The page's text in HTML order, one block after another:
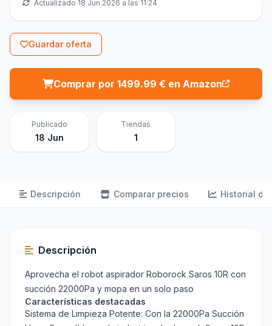
Actualizado 18 Jun 2026 a las 11:24
Guardar oferta
Comprar por 1499.99 € en Amazon
Publicado
18 Jun
Tiendas
1
Descripción Comparar precios Historial de
Descripción
Aprovecha el robot aspirador Roborock Saros 10R con
succión 22000Pa y mopa en un solo paso
Características destacadas
Sistema de Limpieza Potente: Con la 22000Pa Succión